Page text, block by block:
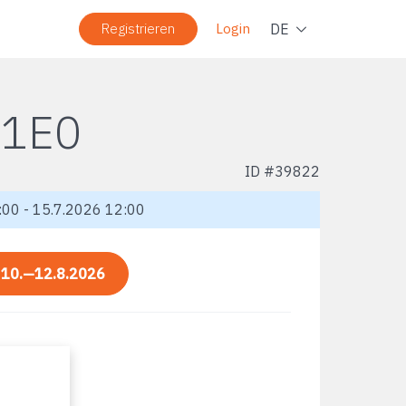
Registrieren Login DE
ID #39822
- 15.7.2026 12:00
10.—12.8.2026